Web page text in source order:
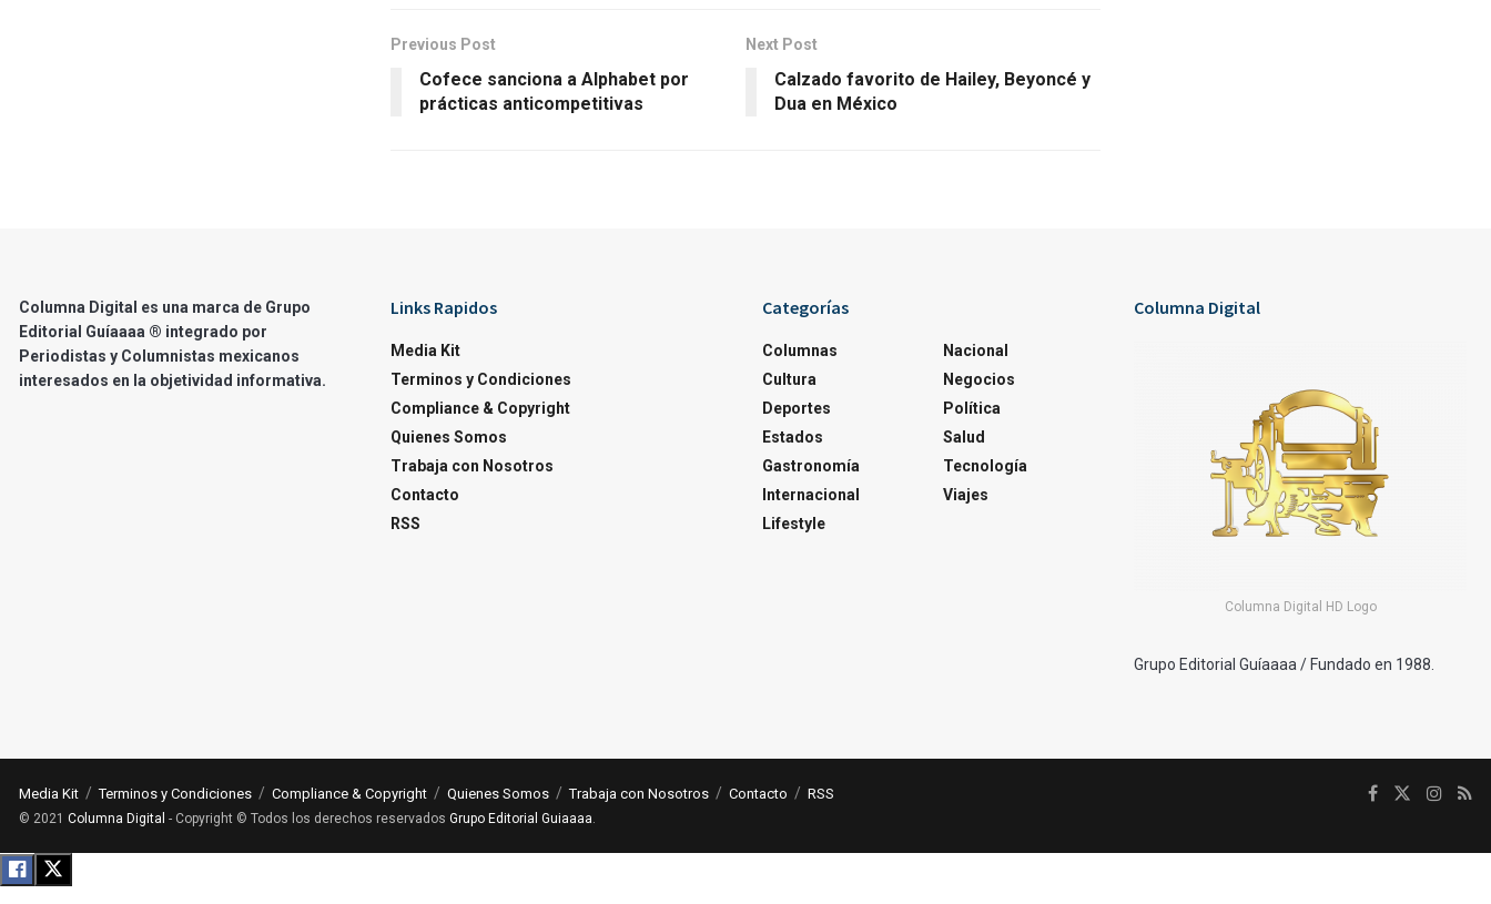
Previous Post
Cofece sanciona a Alphabet por
prácticas anticompetitivas
Next Post
Calzado favorito de Hailey, Beyoncé y
Dua en México
Columna Digital es una marca de Grupo
Editorial Guíaaaa ® integrado por
Periodistas y Columnistas mexicanos
interesados en la objetividad informativa.
Links Rapidos
Media Kit
Terminos y Condiciones
Compliance & Copyright
Quienes Somos
Trabaja con Nosotros
Contacto
RSS
Categorías
Columnas
Cultura
Deportes
Estados
Gastronomía
Internacional
Lifestyle
Nacional
Negocios
Política
Salud
Tecnología
Viajes
Columna Digital
Columna Digital HD Logo
Grupo Editorial Guíaaaa / Fundado en 1988.
Media Kit Terminos y Condiciones Compliance & Copyright Quienes Somos Trabaja con Nosotros Contacto RSS
© 2021 Columna Digital - Copyright © Todos los derechos reservados Grupo Editorial Guiaaaa